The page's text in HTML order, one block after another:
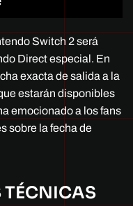
Switch 2 será
Direct especial. En
exacta de salida a la
estarán disponibles
emocionado a los fans
sobre la fecha de
TÉCNICAS